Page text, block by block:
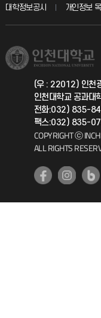
취업정보(학생)
학생서비스 지킴이
총동문회
교육혁신본부
국제지원과
공자아카데미
기초교육원
대학정보공시
개인정보
(우 : 22012) 인천
인천대학교 공과
전화:032) 835-
팩스:032) 835-
COPYRIGHT ⓒ
ALL RIGHTS